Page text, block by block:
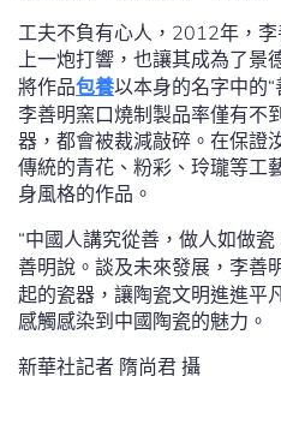
工夫不負有心人，2012年，
上一炮打響，也讓其成為了
將作品包養以本身的名字中的“
李善明窯口燒制製品率僅有不
器，都會被裁減敲碎。在保證
傳統的青花、粉彩、玲瓏等工
身風格的作品。
“中國人講究從善，做人如做
善明說。談及未來發展，李善
起的瓷器，讓陶瓷文明進進平
感觸感染到中國陶瓷的魅力。
新華社記者 隋尚君 攝